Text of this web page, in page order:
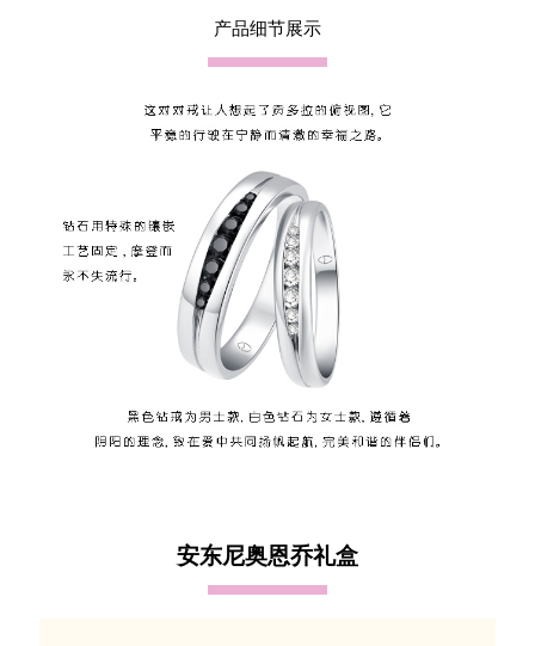
产品细节展示
安东尼奥恩乔礼盒